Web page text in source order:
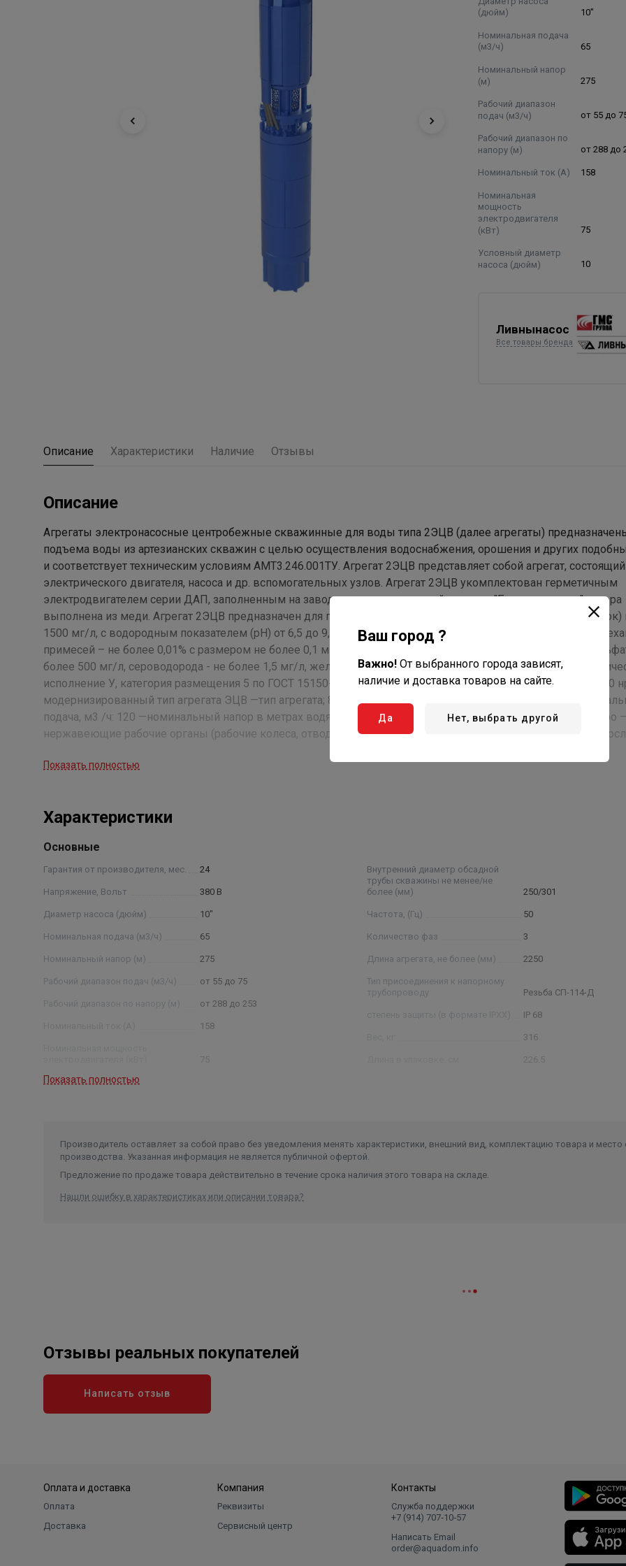
(дюйм)
10"
Номинальная подача
(м3/ч)
65
Номинальный напор
(м)
275
Рабочий диапазон
подач (м3/ч)
от 55 до
Рабочий диапазон по
напору (м)
от 288 до
Номинальный ток (А) 158
Номинальная
мощность
электродвигателя
(кВт)
75
Условный диаметр
насоса (дюйм)
10
Ливнынасос
Все товары бренда
Описание Характеристики Наличие Отзывы
Описание
Агрегаты электронасосные центробежные скважинные для воды типа 2ЭЦВ (далее агрегаты)
подъема воды из артезианских скважин с целью осуществления водоснабжения, орошения и других
и соответствует техническим условиям АМТ3.246.001ТУ. Агрегат 2ЭЦВ представляет собой агрегат,
электрического двигателя, насоса и др. вспомогательных узлов. Агрегат 2ЭЦВ укомплектован герметичным
электродвигателем серии ДАП, заполненным на заводе водоглицериновой смесью. "Беличья клетка" ротора
выполнена из меди. Агрегат 2ЭЦВ предназначен для подъема воды с общей минерализацией (сухой остаток)
1500 мг/л, с водородным показателем (рН) от 6,5 до 9,5, температурой до 30°С, массовой долей твердых
примесей – не более 0,01% с размером не более 0,1 мм, с содержанием хлоридов - не более 350 мг/л,
более 500 мг/л, сероводорода - не более 1,5 мг/л, железа (общее содержание) – не более 0,3мг/л.
исполнение У, категория размещения 5 по ГОСТ 15150-69. Структура условного обозначения: 2ЭЦВ 8- 40-120
модернизированный тип агрегата ЭЦВ —тип агрегата; 8 — условный диаметр насоса в дюймах ; 40
подача, м3 /ч: 120 —номинальный напор в метрах водяного столба, нрк — нержавеющие рабочие колеса, нро
нержавеющие рабочие органы (рабочие колеса, отводы)) Примечание: * - параметры будут установлены
Показать полностью
Характеристики
Основные
Гарантия от производителя, мес. 24
Напряжение, Вольт 380 В
Диаметр насоса (дюйм) 10"
Номинальная подача (м3/ч) 65
Номинальный напор (м) 275
Рабочий диапазон подач (м3/ч) от 55 до 75
Рабочий диапазон по напору (м) от 288 до 253
158
75
Условный диаметр насоса (дюйм)
Внутренний диаметр обсадной
трубы скважины не менее/не
более (мм)
250/301
Частота, (Гц) 50
Количество фаз 3
Длина агрегата, не более (мм) 2250
Тип присоединения к напорному
трубопроводу
Резьба СП-114-Д
IP 68
316
226.5
Показать полностью
Производитель оставляет за собой право без уведомления менять характеристики, внешний вид, комплектацию товара и место
производства. Указанная информация не является публичной офертой.
Предложение по продаже товара действительно в течение срока наличия этого товара на складе.
Нашли ошибку в характеристиках или описании товара?
Отзывы реальных покупателей
Написать отзыв
Оплата и доставка
Оплата
Доставка
Компания
Реквизиты
Сервисный центр
Контакты
Служба поддержки
+7 (914) 707‑10‑57
Написать Email
order@aquadom.info
Ваш город ?
Важно! От выбранного города зависят,
наличие и доставка товаров на сайте.
Да Нет, выбрать другой